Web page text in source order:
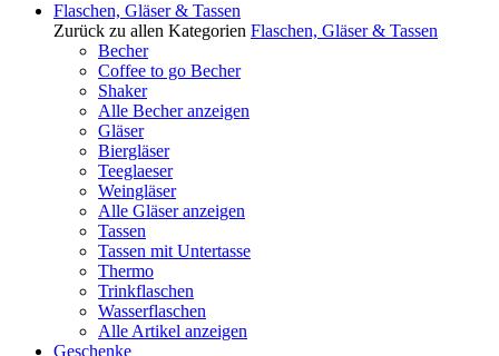
Flaschen, Gläser & Tassen
Zurück zu allen Kategorien Flaschen, Gläser & Tassen
Becher
Coffee to go Becher
Shaker
Alle Becher anzeigen
Gläser
Biergläser
Teeglaeser
Weingläser
Alle Gläser anzeigen
Tassen
Tassen mit Untertasse
Thermo
Trinkflaschen
Wasserflaschen
Alle Artikel anzeigen
Geschenke